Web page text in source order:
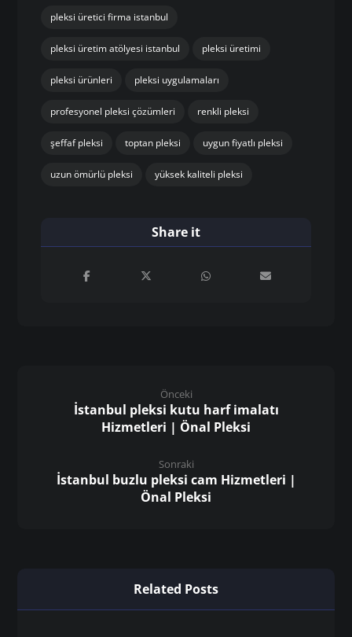
pleksi üretici firma istanbul
pleksi üretim atölyesi istanbul pleksi üretimi
pleksi ürünleri pleksi uygulamaları
profesyonel pleksi çözümleri renkli pleksi
şeffaf pleksi toptan pleksi uygun fiyatlı pleksi
uzun ömürlü pleksi yüksek kaliteli pleksi
Önceki
İstanbul pleksi kutu harf imalatı
Hizmetleri | Önal Pleksi
Sonraki
İstanbul buzlu pleksi cam Hizmetleri |
Önal Pleksi
Related Posts